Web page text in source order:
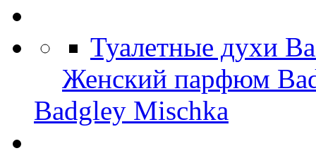
Туалетные духи
Женский парфюм
Badgley Mischka